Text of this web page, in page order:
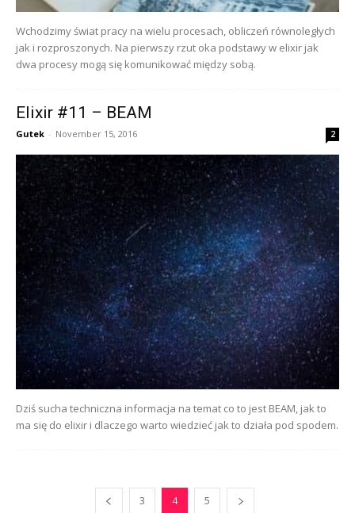
Wchodzimy świat pracy na wielu procesach, obliczeń równoległych
jak i rozproszonych. Na pierwszy rzut oka podstawy w elixir jak
dwa procesy mogą się komunikować między sobą.
Elixir #11 – BEAM
Gutek - November 15, 2016 2
Dziś sucha techniczna informacja na temat co to jest BEAM, jak to
ma się do elixir i dlaczego warto wiedzieć jak to działa pod spodem.
3 4 5